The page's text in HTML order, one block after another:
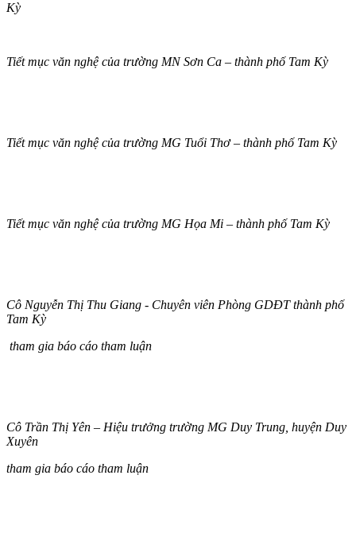
Kỳ
Tiết mục văn nghệ của trường MN Sơn Ca – thành phố Tam Kỳ
Tiết mục văn nghệ của trường MG Tuổi Thơ – thành phố Tam Kỳ
Tiết mục văn nghệ của trường MG Họa Mi – thành phố Tam Kỳ
Cô Nguyễn Thị Thu Giang - Chuyên viên Phòng GDĐT thành phố
Tam Kỳ
tham gia báo cáo tham luận
Cô Trần Thị Yên – Hiệu trưởng trường MG Duy Trung, huyện Duy
Xuyên
tham gia báo cáo tham luận